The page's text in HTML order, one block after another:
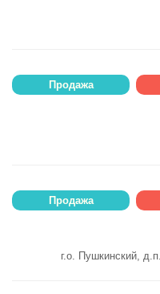
Продажа
Продажа
г.о. Пушкинский,